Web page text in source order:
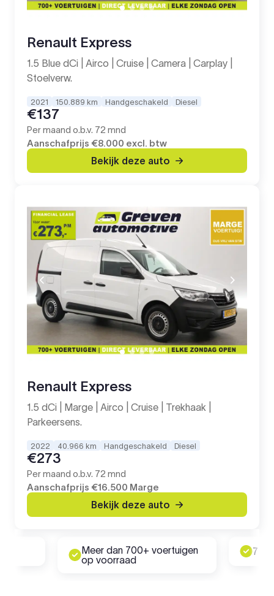
Renault Express
1.5 Blue dCi | Airco | Cruise | Camera | Carplay |
Stoelverw.
2021 150.889 km Handgeschakeld Diesel
€137
Per maand o.b.v. 72 mnd
Aanschafprijs €8.000 excl. btw
Bekijk deze auto
Renault Express
1.5 dCi | Marge | Airco | Cruise | Trekhaak |
Parkeersens.
2022 40.966 km Handgeschakeld Diesel
€273
Per maand o.b.v. 72 mnd
Aanschafprijs €16.500 Marge
Bekijk deze auto
Meer dan 700+ voertuigen
op voorraad
7